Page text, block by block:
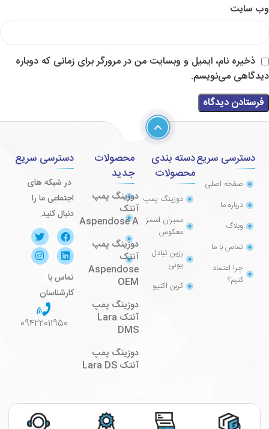
وب‌ سایت
ذخیره نام، ایمیل و وبسایت من در مرورگر برای زمانی که دوباره
دیدگاهی می‌نویسم.
دسترسی سریع
صفحه اصلی
درباره ما
وبلاگ
تماس با ما
چرا اعتماد
کنیم؟
دسته بندی
محصولات
دوزینگ پمپ
ممبران اسمز
معکوس
رزین تبادل
یونی
کربن اکتیو
محصولات
جدید
دوزینگ پمپ
آنتک
Aspendose A
دوزینگ پمپ
آنتک
Aspendose
OEM
دوزینگ پمپ
آنتک Lara
DMS
دوزینگ پمپ
آنتک Lara DS
دسترسی سریع
در شبکه های
اجتماعی ما را
دنبال کنید.
تماس با
کارشناسان
09422011950